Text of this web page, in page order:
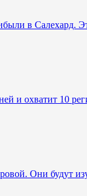
в Салехард.
и охватит 10
Они будут